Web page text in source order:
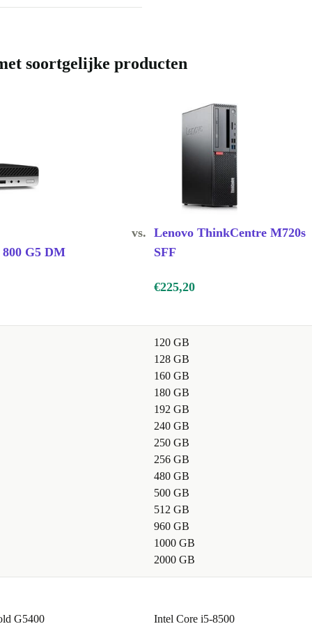
desktop in
DisplayPort
externe
en
van lenovo,
verbruik
soortgelijke producten
G5 DM
vs. Lenovo ThinkCentre M720s
SFF
€225,20
120 GB
128 GB
160 GB
180 GB
192 GB
240 GB
250 GB
256 GB
480 GB
500 GB
512 GB
960 GB
1000 GB
2000 GB
G5400 Intel Core i5-8500